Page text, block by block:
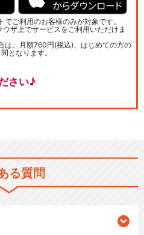
ご利用のお客様のみが対象です。
ザ上でサービスをご利用いただけま
は、月額760円(税込)、はじめての方の
となります。
さい♪
る質問